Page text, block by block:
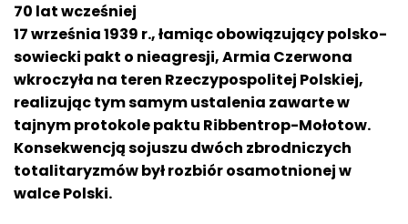
70 lat wcześniej
17 września 1939 r., łamiąc obowiązujący polsko-
sowiecki pakt o nieagresji, Armia Czerwona
wkroczyła na teren Rzeczypospolitej Polskiej,
realizując tym samym ustalenia zawarte w
tajnym protokole paktu Ribbentrop-Mołotow.
Konsekwencją sojuszu dwóch zbrodniczych
totalitaryzmów był rozbiór osamotnionej w
walce Polski.